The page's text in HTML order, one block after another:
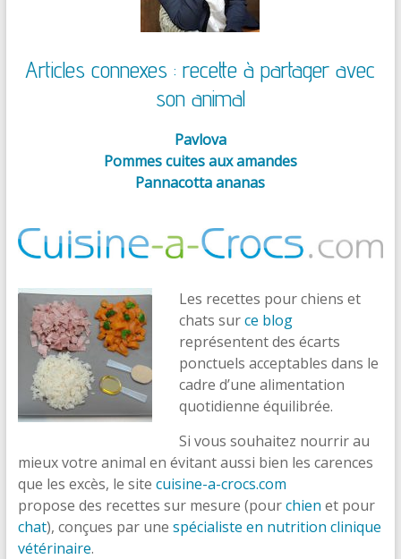
Articles connexes : recette à partager avec
son animal
Pavlova
Pommes cuites aux amandes
Pannacotta ananas
Les recettes pour chiens et
chats surce blog
représentent des écarts
ponctuels acceptables dans le
cadre d’une alimentation
quotidienne équilibrée.
Si vous souhaitez nourrir au
mieux votre animal en évitant aussi bien les carences
que les excès, le site cuisine-a-crocs.com
propose des recettes sur mesure (pourchien et pour
chat), conçues par une spécialiste en nutrition clinique
vétérinaire.